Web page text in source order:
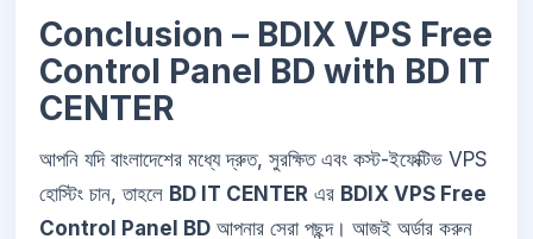
Conclusion – BDIX VPS Free
Control Panel BD with BD IT
CENTER
আপনি যদি বাংলাদেশের মধ্যে দ্রুত, সুরক্ষিত এবং কস্ট-ইফেক্টিভ VPS
হোস্টিং চান, তাহলে BD IT CENTER এর BDIX VPS Free
Control Panel BD আপনার সেরা পছন্দ। আজই অর্ডার করুন